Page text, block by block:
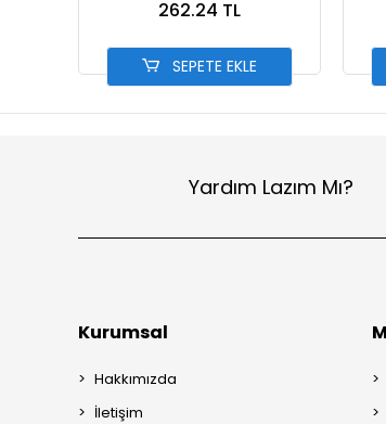
262.24 TL
SEPETE EKLE
Yardım Lazım Mı?
Kurumsal
Hakkımızda
İletişim